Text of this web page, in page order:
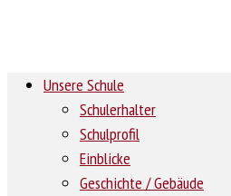
Unsere Schule
Schulerhalter
Schulprofil
Einblicke
Geschichte / Gebäude